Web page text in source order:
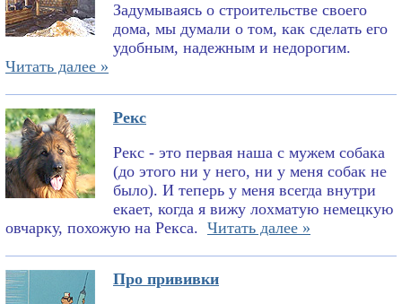
Задумываясь о строительстве своего
дома, мы думали о том, как сделать его
удобным, надежным и недорогим.
Читать далее »
Рекс
Рекс - это первая наша с мужем собака
(до этого ни у него, ни у меня собак не
было). И теперь у меня всегда внутри
екает, когда я вижу лохматую немецкую
овчарку, похожую на Рекса. Читать далее »
Про прививки